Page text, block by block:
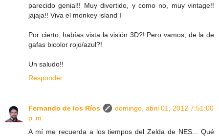
parecido genial!! Muy divertido, y como no, muy vintage!!
jajaja!! Viva el monkey island I
Por cierto, habías vista la visión 3D?! Pero vamos, de la de
gafas bicolor rojo/azul?!
Un saludo!!
Responder
Fernando de los Ríos
domingo, abril 01, 2012 7:51:00
p. m.
A mí me recuerda a los tiempos del Zelda de NES... Qué